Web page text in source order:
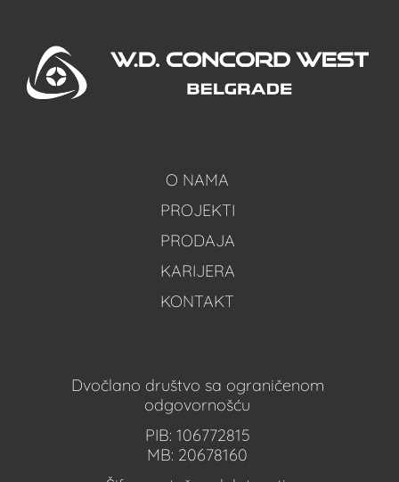
O NAMA
PROJEKTI
PRODAJA
KARIJERA
KONTAKT
Dvočlano društvo sa ograničenom
odgovornošću
PIB: 106772815
MB: 20678160